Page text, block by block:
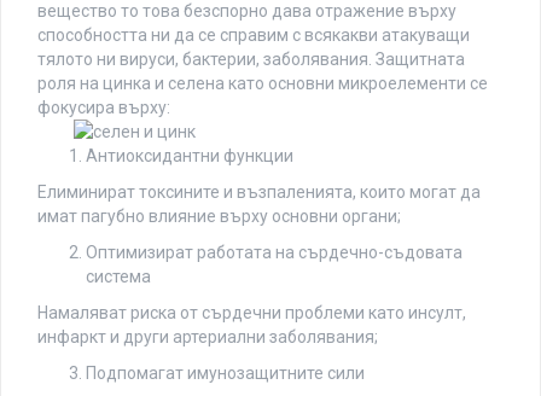
вещество то това безспорно дава отражение върху
способността ни да се справим с всякакви атакуващи
тялото ни вируси, бактерии, заболявания. Защитната
роля на цинка и селена като основни микроелементи се
фокусира върху:
Антиоксидантни функции
Елиминират токсините и възпаленията, които могат да
имат пагубно влияние върху основни органи;
Оптимизират работата на сърдечно-съдовата
система
Намаляват риска от сърдечни проблеми като инсулт,
инфаркт и други артериални заболявания;
Подпомагат имунозащитните сили